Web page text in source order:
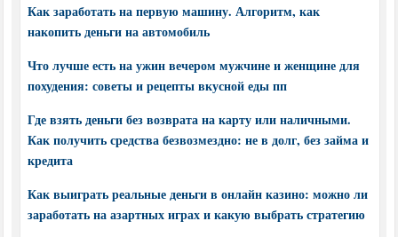
Как заработать на первую машину. Алгоритм, как
накопить деньги на автомобиль
Что лучше есть на ужин вечером мужчине и женщине для
похудения: советы и рецепты вкусной еды пп
Где взять деньги без возврата на карту или наличными.
Как получить средства безвозмездно: не в долг, без займа и
кредита
Как выиграть реальные деньги в онлайн казино: можно ли
заработать на азартных играх и какую выбрать стратегию